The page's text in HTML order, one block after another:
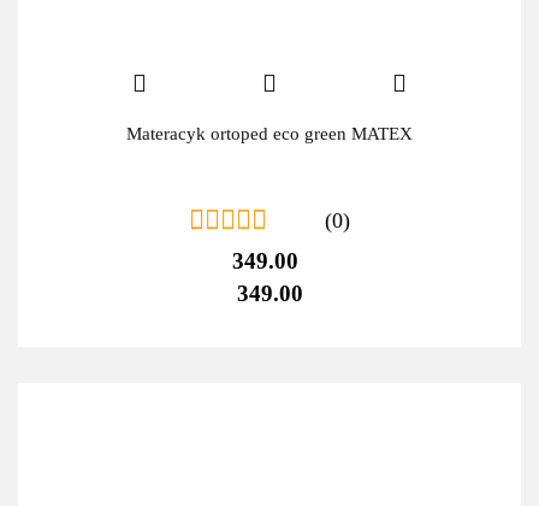
Materacyk ortoped eco green MATEX
(0)
349.00
349.00